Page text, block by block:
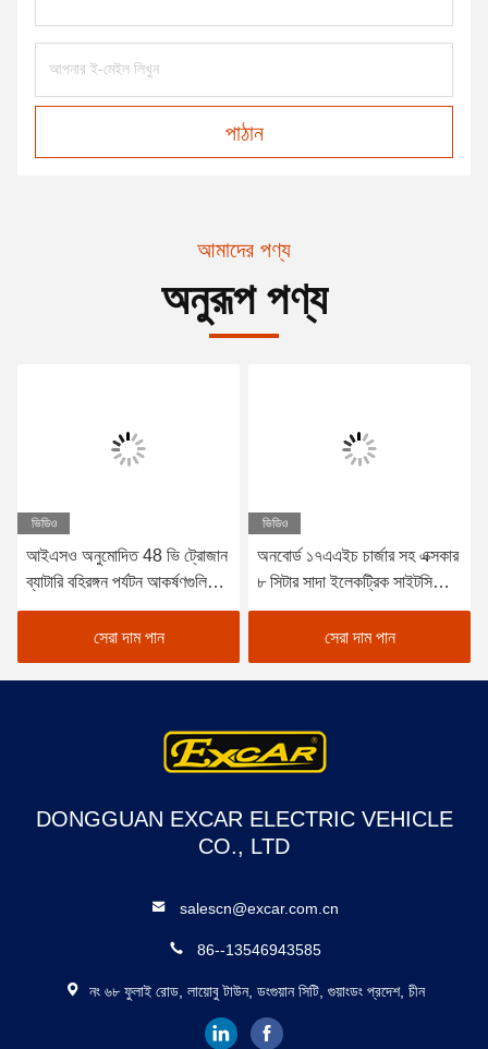
পাঠান
আমাদের পণ্য
অনুরূপ পণ্য
ভিডিও
আইএসও অনুমোদিত 48 ভি ট্রোজান
ব্যাটারি বহিরঙ্গন পর্যটন আকর্ষণগুলিতে
শক্তি-দক্ষ অপারেশনের জন্য কার্টিস
কন্ট্রোলারের সাথে বৈদ্যুতিক পর্যটন
যাত্রীবাহী গাড়ি
সেরা দাম পান
ভিডিও
অনবোর্ড ১৭এএইচ চার্জার সহ এক্সকার
৮ সিটার সাদা ইলেকট্রিক সাইটসিইং
কার ট্যুরিস্ট বাস, শহর এবং রিসোর্ট
এলাকার জন্য উপযুক্ত
সেরা দাম পান
DONGGUAN EXCAR ELECTRIC VEHICLE
CO., LTD
salescn@excar.com.cn
86--13546943585
নং ৬৮ ফুলাই রোড, লায়োবু টাউন, ডংগুয়ান সিটি, গুয়াংডং প্রদেশ, চীন